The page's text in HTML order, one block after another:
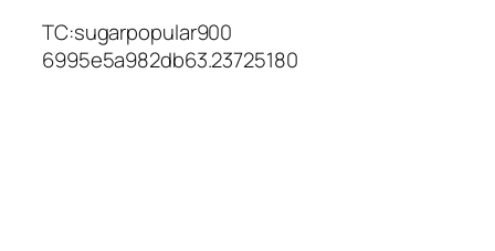
TC:sugarpopular900
6995e5a982db63.23725180